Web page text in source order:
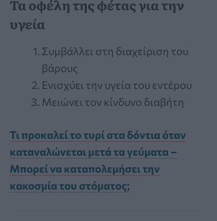
Τα οφέλη της φέτας για την
υγεία
Συμβάλλει στη διαχείριση του
βάρους
Ενισχύει την υγεία του εντέρου
Μειώνει τον κίνδυνο διαβήτη
Τι προκαλεί το τυρί στα δόντια όταν
καταναλώνεται μετά τα γεύματα –
Μπορεί να καταπολεμήσει την
κακοσμία του στόματος;